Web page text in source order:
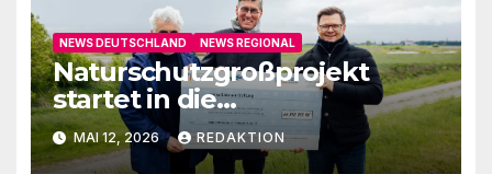
NEWS DEUTSCHLAND NEWS REGIONAL
Naturschutzgroßprojekt
startet in die
Umsetzungsphase
MAI 12, 2026 REDAKTION